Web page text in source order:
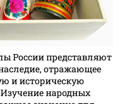
России представляют
отражающее
и историческую
народных